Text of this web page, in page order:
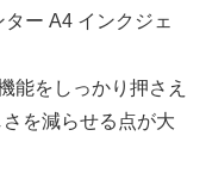
ー A4 インクジェ
能をしっかり押さえ
を減らせる点が大